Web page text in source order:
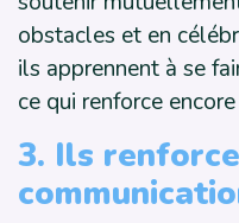
obstacles et en
ils apprennent à se
ce qui renforce
3. Ils